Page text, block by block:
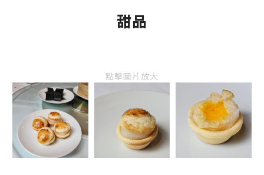
甜品
點擊圖片放大